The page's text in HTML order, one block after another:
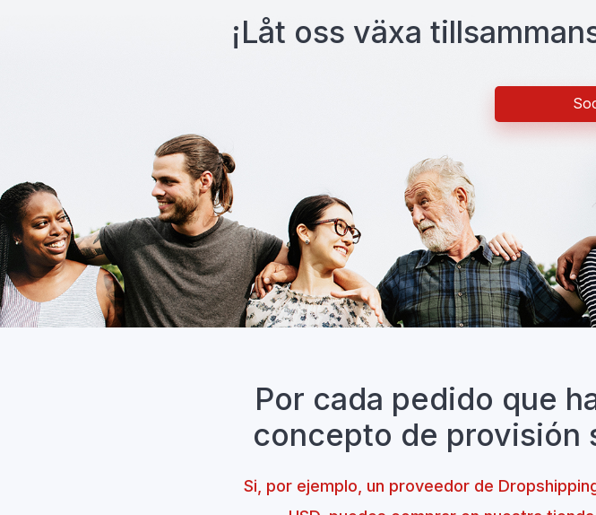
¡Låt oss växa
Por cada pedido que
concepto de provisión
Si, por ejemplo, un proveedor de